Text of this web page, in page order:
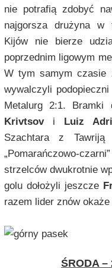
nie potrafią zdobyć
najgorsza drużyna w
Kijów nie bierze
poprzednim ligowym
W tym samym czasie
wywalczyli
Metalurg 2:1.
Krivtsovi Luiz
Szachtara z
„Pomarańczowo-
strzelców dwukrotnie
golu dołożyli jeszcze
razem lider znów
ŚRODA –